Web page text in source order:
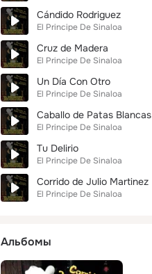
Cándido Rodriguez
El Principe De Sinaloa
Cruz de Madera
El Principe De Sinaloa
Un Día Con Otro
El Principe De Sinaloa
Caballo de Patas Blancas
El Principe De Sinaloa
Tu Delirio
El Principe De Sinaloa
Corrido de Julio Martinez
El Principe De Sinaloa
Альбомы